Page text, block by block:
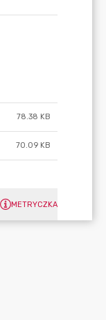
78.38 KB
70.09 KB
METRYCZKA